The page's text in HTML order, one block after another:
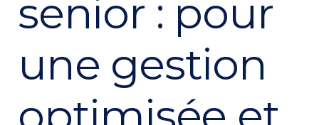
senior : pour
une gestion